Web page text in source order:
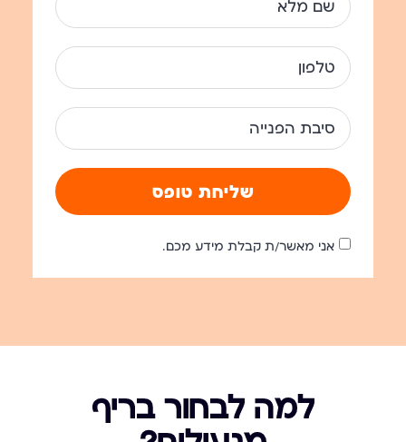
אני מאשר/ת קבלת מידע מכם.
שליחת טופס
למה לבחור בריף